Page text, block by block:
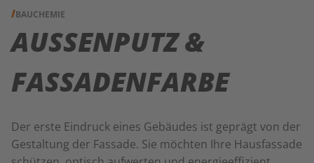
BAUCHEMIE
AUSSENPUTZ & F
ASSADENFARBE
Der erste Eindruck eines Gebäudes ist geprägt von der
Gestaltung der Fassade. Sie möchten Ihre Hausfassade